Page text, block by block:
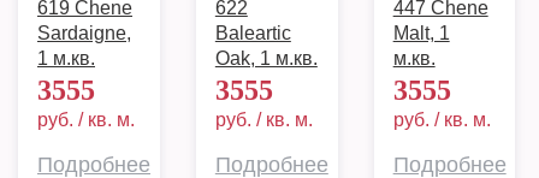
619 Chene
Sardaigne,
1 м.кв.
3555
руб. / кв. м.
Подробнее
622
Baleartic
Oak, 1 м.кв.
3555
руб. / кв. м.
Подробнее
447 Chene
Malt, 1
м.кв.
3555
руб. / кв. м.
Подробнее